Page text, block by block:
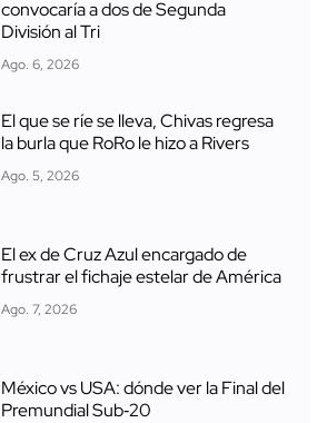
convocaría a dos de Segunda
División al Tri
Ago. 6, 2026
El que se ríe se lleva, Chivas regresa
la burla que RoRo le hizo a Rivers
Ago. 5, 2026
El ex de Cruz Azul encargado de
frustrar el fichaje estelar de América
Ago. 7, 2026
México vs USA: dónde ver la Final del
Premundial Sub‑20